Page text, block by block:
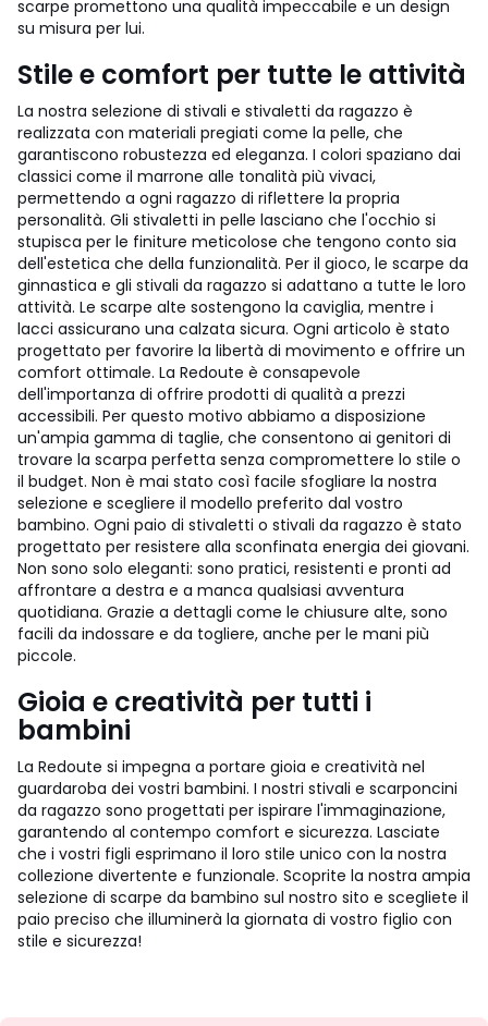
scarpe promettono una qualità impeccabile e un design
su misura per lui.
Stile e comfort per tutte le attività
La nostra selezione di stivali e stivaletti da ragazzo è
realizzata con materiali pregiati come la pelle, che
garantiscono robustezza ed eleganza. I colori spaziano dai
classici come il marrone alle tonalità più vivaci,
permettendo a ogni ragazzo di riflettere la propria
personalità. Gli stivaletti in pelle lasciano che l'occhio si
stupisca per le finiture meticolose che tengono conto sia
dell'estetica che della funzionalità. Per il gioco, le scarpe da
ginnastica e gli stivali da ragazzo si adattano a tutte le loro
attività. Le scarpe alte sostengono la caviglia, mentre i
lacci assicurano una calzata sicura. Ogni articolo è stato
progettato per favorire la libertà di movimento e offrire un
comfort ottimale. La Redoute è consapevole
dell'importanza di offrire prodotti di qualità a prezzi
accessibili. Per questo motivo abbiamo a disposizione
un'ampia gamma di taglie, che consentono ai genitori di
trovare la scarpa perfetta senza compromettere lo stile o
il budget. Non è mai stato così facile sfogliare la nostra
selezione e scegliere il modello preferito dal vostro
bambino. Ogni paio di stivaletti o stivali da ragazzo è stato
progettato per resistere alla sconfinata energia dei giovani.
Non sono solo eleganti: sono pratici, resistenti e pronti ad
affrontare a destra e a manca qualsiasi avventura
quotidiana. Grazie a dettagli come le chiusure alte, sono
facili da indossare e da togliere, anche per le mani più
piccole.
Gioia e creatività per tutti i
bambini
La Redoute si impegna a portare gioia e creatività nel
guardaroba dei vostri bambini. I nostri stivali e scarponcini
da ragazzo sono progettati per ispirare l'immaginazione,
garantendo al contempo comfort e sicurezza. Lasciate
che i vostri figli esprimano il loro stile unico con la nostra
collezione divertente e funzionale. Scoprite la nostra ampia
selezione di scarpe da bambino sul nostro sito e scegliete il
paio preciso che illuminerà la giornata di vostro figlio con
stile e sicurezza!